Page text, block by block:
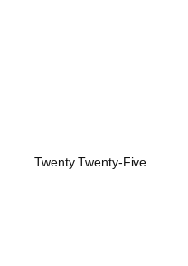
Twenty Twenty-Five